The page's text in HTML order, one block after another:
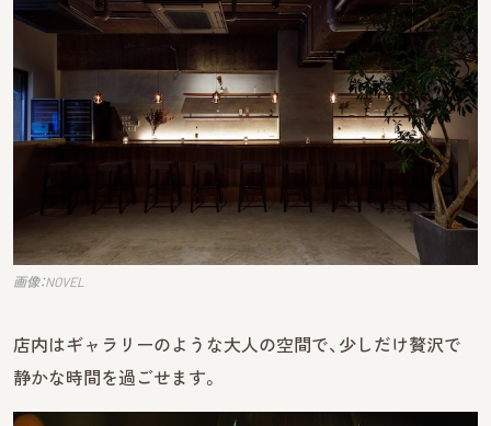
画像：NOVEL
店内はギャラリーのような大人の空間で、少しだけ贅沢で
静かな時間を過ごせます。